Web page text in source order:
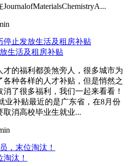
生活及租房补贴
才的福利都羡煞旁人，很多城市为
各种各样的人才补贴，但是悄然之
了很多福利，我们一起来看看！
业补贴最近的是广东省，在8月份
取消高校毕业生就业...
汰！